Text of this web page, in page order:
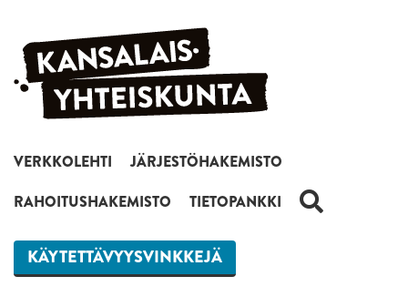
Siirry sisältöön
VERKKOLEHTI
JÄRJESTÖHAKEMISTO
RAHOITUSHAKEMISTO
TIETOPANKKI HAKU
KÄYTETTÄVYYSVINKKEJÄ